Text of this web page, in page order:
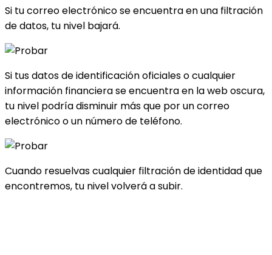
Si tu correo electrónico se encuentra en una filtración
de datos, tu nivel bajará.
Si tus datos de identificación oficiales o cualquier
información financiera se encuentra en la web oscura,
tu nivel podría disminuir más que por un correo
electrónico o un número de teléfono.
Cuando resuelvas cualquier filtración de identidad que
encontremos, tu nivel volverá a subir.